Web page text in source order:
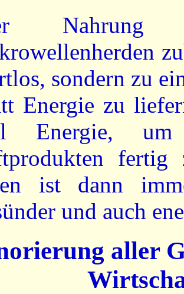
sondern zu
Energie zu
Energie, um
ist dann
und auch
aller